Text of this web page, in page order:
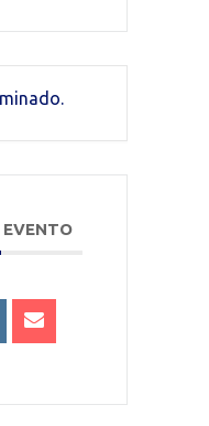
EVENTO